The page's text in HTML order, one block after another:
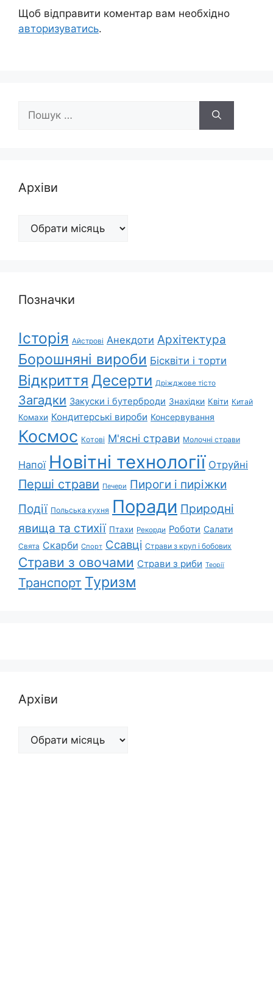
Щоб відправити коментар вам необхідно
авторизуватись.
Архіви
Архіви
Позначки
Історія Айстрові Анекдоти Архітектура
Борошняні вироби Бісквіти і торти
Відкриття Десерти Дріжджове тісто
Загадки Закуски і бутерброди Знахідки Квіти Китай
Комахи Кондитерські вироби Консервування
Космос Котові М'ясні страви Молочні страви
Напої Новітні технології Отруйні
Перші страви Печери Пироги і пиріжки
Події Польська кухня Поради Природні
явища та стихії Птахи Рекорди Роботи Салати
Свята Скарби Спорт Ссавці Страви з круп і бобових
Страви з овочами Страви з риби Теорії
Транспорт Туризм
Архіви
Архіви